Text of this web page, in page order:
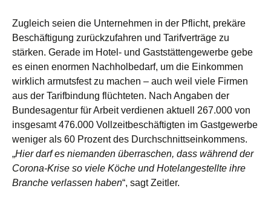
Zugleich seien die Unternehmen in der Pflicht, prekäre
Beschäftigung zurückzufahren und Tarifverträge zu
stärken. Gerade im Hotel- und Gaststättengewerbe gebe
es einen enormen Nachholbedarf, um die Einkommen
wirklich armutsfest zu machen – auch weil viele Firmen
aus der Tarifbindung flüchteten. Nach Angaben der
Bundesagentur für Arbeit verdienen aktuell 267.000 von
insgesamt 476.000 Vollzeitbeschäftigten im Gastgewerbe
weniger als 60 Prozent des Durchschnittseinkommens.
„Hier darf es niemanden überraschen, dass während der
Corona-Krise so viele Köche und Hotelangestellte ihre
Branche verlassen haben“, sagt Zeitler.